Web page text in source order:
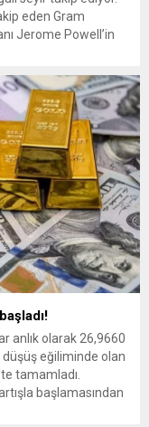
eden Gram
Jerome Powell’in
gram altında
anlık olarak 26,9660
eğiliminde olan
tamamladı.
başlamasından